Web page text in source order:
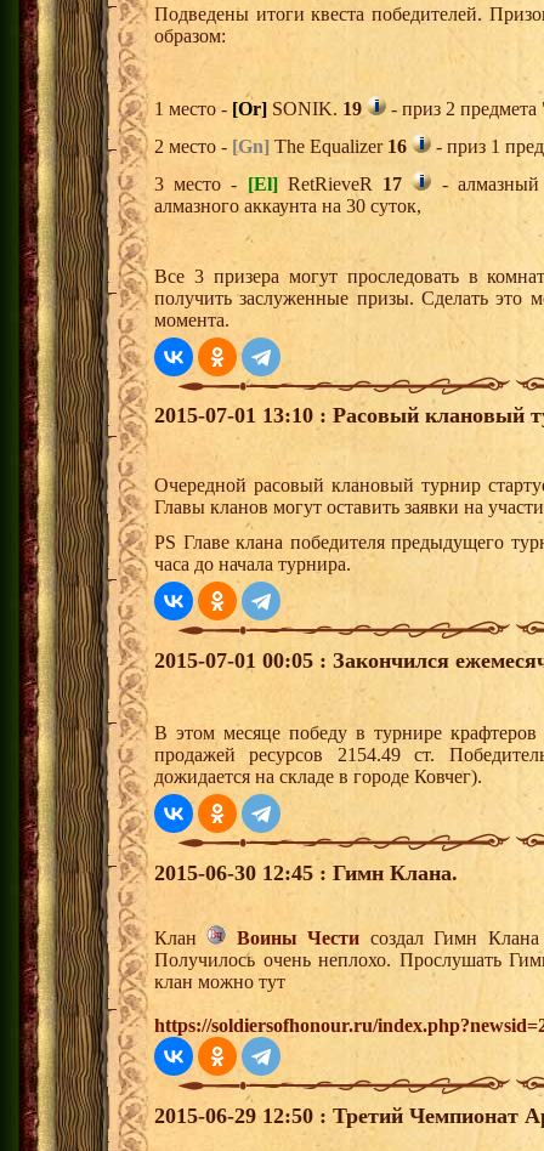
Подведены итоги квеста победителей.
образом:
1 место - [Or] SONIK. 19
- приз 2
2 место - [Gn] The Equalizer 16
- приз 1
3 место - [El]RetRieveR 17
-
алмазного аккаунта на 30 суток,
Все 3 призера могут проследовать в
получить заслуженные призы. Сделать это
момента.
2015-07-01 13:10 : Расовый клановый
Очередной расовый клановый турнир
Главы кланов могут оставить заявки на
PS Главе клана победителя предыдущего
часа до начала турнира.
2015-07-01 00:05 : Закончился
В этом месяце победу в турнире
продажей ресурсов 2154.49 ст.
дожидается на складе в городе Ковчег).
2015-06-30 12:45 : Гимн Клана.
Клан Воины Чести создал Гимн
Получилось очень неплохо. Прослушать
клан можно тут
https://soldiersofhonour.ru/
2015-06-29 12:50 : Третий Чемпионат